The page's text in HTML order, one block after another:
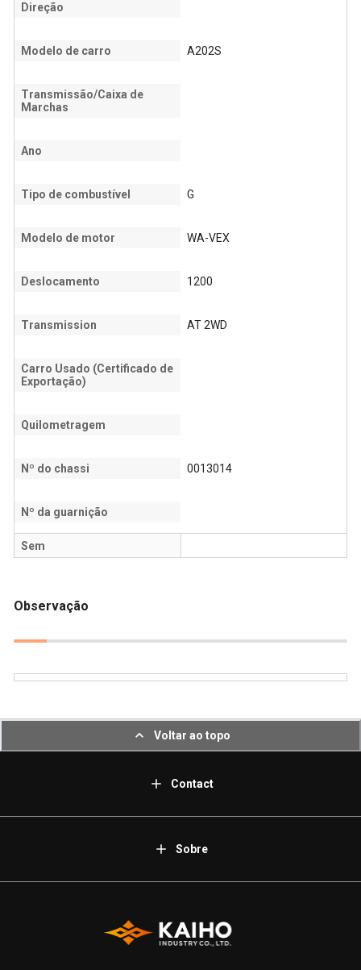
Direção
Modelo de carro A202S
Transmissão/Caixa de
Marchas
Ano
Tipo de combustível G
Modelo de motor WA-VEX
Deslocamento 1200
Transmission AT 2WD
Carro Usado (Certificado de
Exportação)
Quilometragem
Nº do chassi 0013014
Nº da guarnição
Sem
Observação
Voltar ao topo
Contact
Sobre